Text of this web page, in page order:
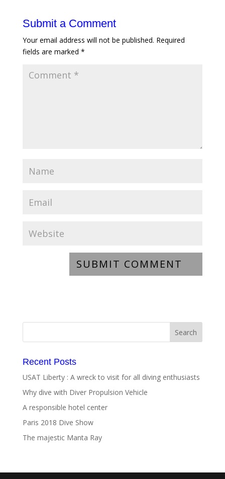
Submit a Comment
Your email address will not be published. Required
fields are marked *
Recent Posts
USAT Liberty : A wreck to visit for all diving enthusiasts
Why dive with Diver Propulsion Vehicle
A responsible hotel center
Paris 2018 Dive Show
The majestic Manta Ray